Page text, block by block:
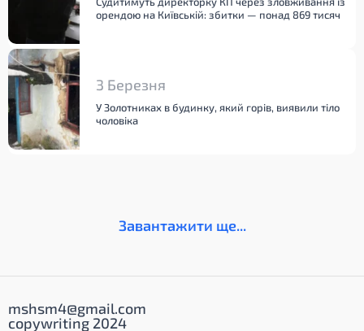
орендою на Київській: збитки — понад 869 тисяч
3 Березня
У Золотниках в будинку, який горів, виявили тіло
чоловіка
Завантажити ще...
mshsm4@gmail.com
copywriting 2024